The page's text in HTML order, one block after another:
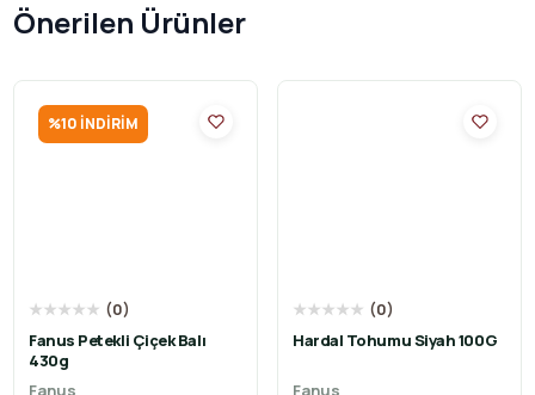
Önerilen Ürünler
%10 İNDIRIM
★★★★★ (0)
Fanus Petekli Çiçek Balı
430g
Fanus
★★★★★ (0)
Hardal Tohumu Siyah 100G
Fanus